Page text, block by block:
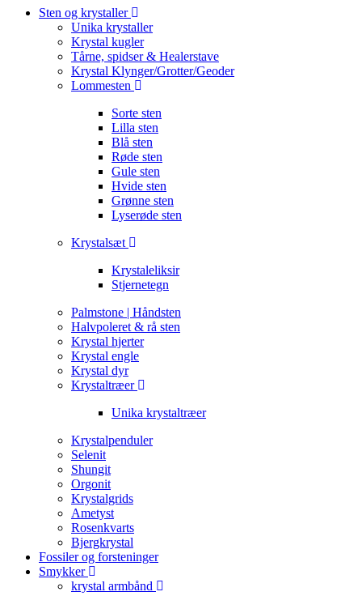
Sten og krystaller
Unika krystaller
Krystal kugler
Tårne, spidser & Healerstave
Krystal Klynger/Grotter/Geoder
Lommesten
Sorte sten
Lilla sten
Blå sten
Røde sten
Gule sten
Hvide sten
Grønne sten
Lyserøde sten
Krystalsæt
Krystaleliksir
Stjernetegn
Palmstone | Håndsten
Halvpoleret & rå sten
Krystal hjerter
Krystal engle
Krystal dyr
Krystaltræer
Unika krystaltræer
Krystalpenduler
Selenit
Shungit
Orgonit
Krystalgrids
Ametyst
Rosenkvarts
Bjergkrystal
Fossiler og forsteninger
Smykker
krystal armbånd